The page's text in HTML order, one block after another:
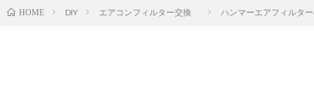
HOME DIY エアコンフィルター交換 ハンマーエアフィルタ